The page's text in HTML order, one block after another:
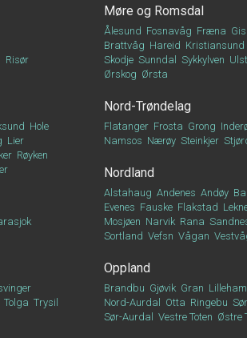
Risør
Hole
Lier
Røyken
Tolga Trysil
Møre og Romsdal
Ålesund Fosnavåg Fræna
Brattvåg Hareid Kristiansund
Skodje Sunndal Sykkylven
Ørskog Ørsta
Nord-Trøndelag
Flatanger Frosta Grong
Namsos Nærøy Steinkjer
Nordland
Alstahaug Andenes Andøy
Evenes Fauske Flakstad
Mosjøen Narvik Rana
Sortland Vefsn Vågan
Oppland
Brandbu Gjøvik Gran
Nord-Aurdal
Otta Ringebu
Sør-Aurdal
Vestre Toten Østre